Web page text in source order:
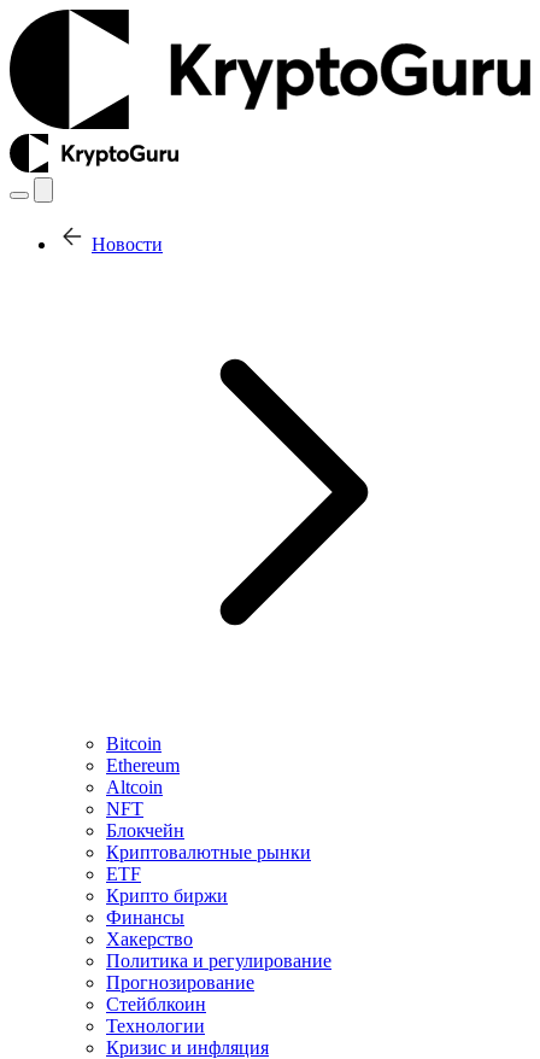
Новости
Bitcoin
Ethereum
Altcoin
NFT
Блокчейн
Криптовалютные рынки
ETF
Крипто биржи
Финансы
Хакерство
Политика и регулирование
Прогнозирование
Стейблкоин
Технологии
Кризис и инфляция